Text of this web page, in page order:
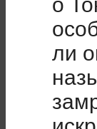
ли